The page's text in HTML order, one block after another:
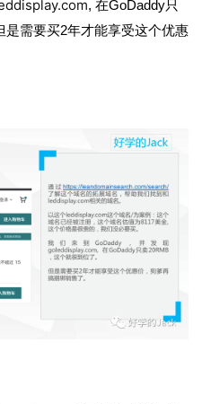
, 在GoDaddy只
是需要买2年才能享受这个优惠